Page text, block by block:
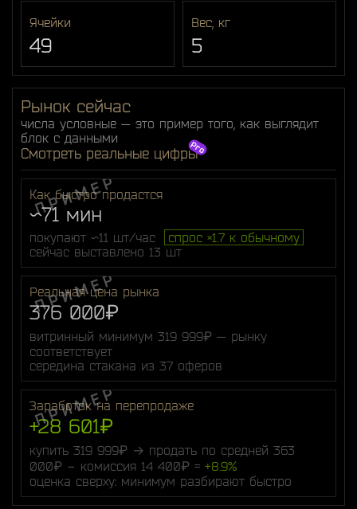
Ячейки
49
Вес, кг
5
Рынок сейчас
числа условные — это пример того, как выглядит
блок с данными
Смотреть реальные цифры
Как быстро продастся
~71 мин
покупают ~11 шт/час
спрос ×1.7 к обычному
сейчас выставлено 13 шт
Реальная цена рынка
376 000₽
витринный минимум 319 999₽ — рынку
соответствует
середина стакана из 37 оферов
Заработок на перепродаже
+28 601₽
купить 319 999₽ → продать по средней 363
000₽ − комиссия 14 400₽ = +8.9%
оценка сверху: минимум разбирают быстро